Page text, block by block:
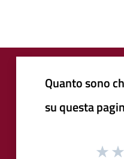
Quanto sono
su questa